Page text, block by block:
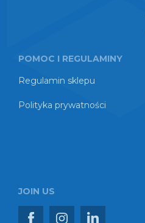
POMOC I REGULAMINY
Regulamin sklepu
Polityka prywatności
JOIN US